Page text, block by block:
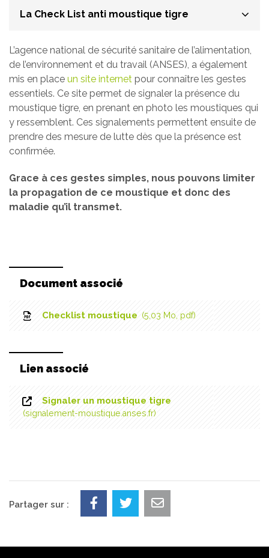
La Check List anti moustique tigre
L’agence national de sécurité sanitaire de l’alimentation,
de l’environnement et du travail (ANSES), a également
mis en place un site internet pour connaître les gestes
essentiels. Ce site permet de signaler la présence du
moustique tigre, en prenant en photo les moustiques qui
y ressemblent. Ces signalements permettent ensuite de
prendre des mesure de lutte dès que la présence est
confirmée.
Grace à ces gestes simples, nous pouvons limiter
la propagation de ce moustique et donc des
maladie qu’il transmet.
Document associé
Checklist moustique 5,03 Mo , pdf
Lien associé
Signaler un moustique tigre
signalement-moustique.anses.fr
Partager sur :